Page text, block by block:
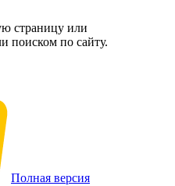
страницу или
поиском по сайту.
Полная версия